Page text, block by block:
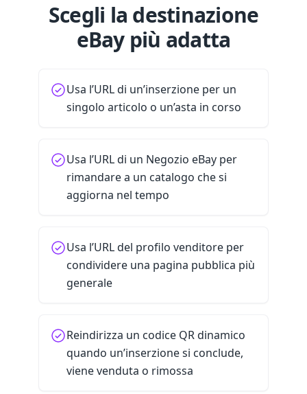
Scegli la destinazione
eBay più adatta
Usa l’URL di un’inserzione per un
singolo articolo o un’asta in corso
Usa l’URL di un Negozio eBay per
rimandare a un catalogo che si
aggiorna nel tempo
Usa l’URL del profilo venditore per
condividere una pagina pubblica più
generale
Reindirizza un codice QR dinamico
quando un’inserzione si conclude,
viene venduta o rimossa